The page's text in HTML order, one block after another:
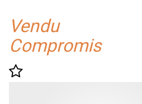
Vendu
Compromis